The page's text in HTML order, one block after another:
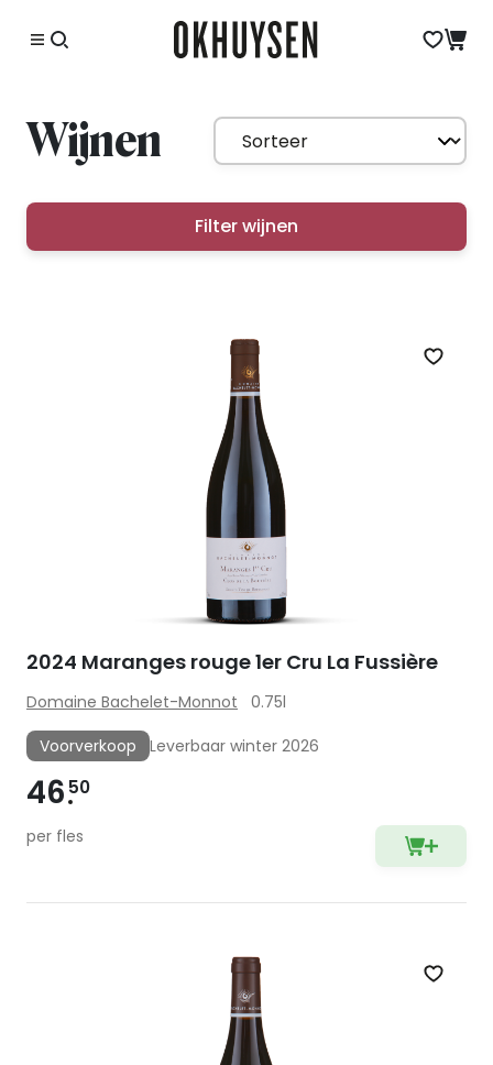
Wijnen
Filter wijnen
Zet
2024 Maranges rouge 1er Cru La Fussière
Domaine Bachelet-Monnot
0.75l
Voorverkoop
Leverbaar winter 2026
46 50
per fles
Zet